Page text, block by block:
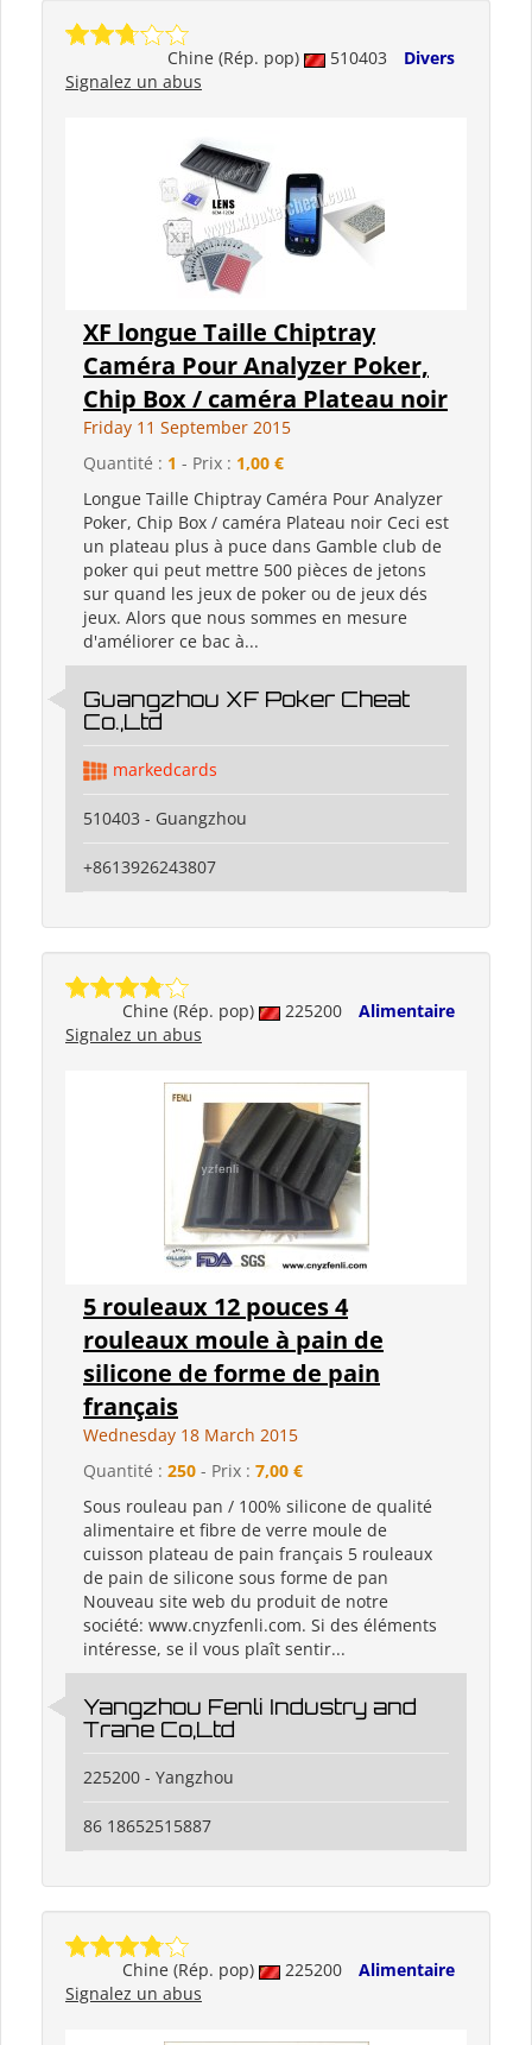
Chine (Rép. pop) 510403
Divers
Signalez un abus
XF longue Taille Chiptray
Caméra Pour Analyzer Poker,
Chip Box / caméra Plateau noir
Friday 11 September 2015
Quantité : 1 - Prix : 1,00 €
Longue Taille Chiptray Caméra Pour Analyzer
Poker, Chip Box / caméra Plateau noir Ceci est
un plateau plus à puce dans Gamble club de
poker qui peut mettre 500 pièces de jetons
sur quand les jeux de poker ou de jeux dés
jeux. Alors que nous sommes en mesure
d'améliorer ce bac à...
Guangzhou XF Poker Cheat
Co.,Ltd
markedcards
510403 - Guangzhou
+8613926243807
Chine (Rép. pop) 225200
Alimentaire
Signalez un abus
5 rouleaux 12 pouces 4
rouleaux moule à pain de
silicone de forme de pain
français
Wednesday 18 March 2015
Quantité : 250 - Prix : 7,00 €
Sous rouleau pan / 100% silicone de qualité
alimentaire et fibre de verre moule de
cuisson plateau de pain français 5 rouleaux
de pain de silicone sous forme de pan
Nouveau site web du produit de notre
société: www.cnyzfenli.com. Si des éléments
intéresse, se il vous plaît sentir...
Yangzhou Fenli Industry and
Trane Co,Ltd
225200 - Yangzhou
86 18652515887
Chine (Rép. pop) 225200
Alimentaire
Signalez un abus